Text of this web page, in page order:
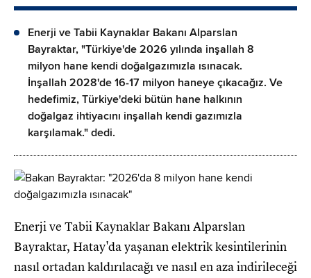
Enerji ve Tabii Kaynaklar Bakanı Alparslan
Bayraktar, "Türkiye'de 2026 yılında inşallah 8
milyon hane kendi doğalgazımızla ısınacak.
İnşallah 2028'de 16-17 milyon haneye çıkacağız. Ve
hedefimiz, Türkiye'deki bütün hane halkının
doğalgaz ihtiyacını inşallah kendi gazımızla
karşılamak." dedi.
Enerji ve Tabii Kaynaklar Bakanı Alparslan
Bayraktar, Hatay'da yaşanan elektrik kesintilerinin
nasıl ortadan kaldırılacağı ve nasıl en aza indirileceği